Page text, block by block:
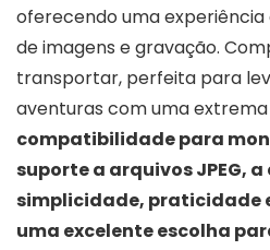
oferecendo uma
de imagens e gravação.
transportar, perfeita para
aventuras com uma
compatibilidade para
suporte a arquivos JPEG,
simplicidade, praticidade
uma excelente escolha